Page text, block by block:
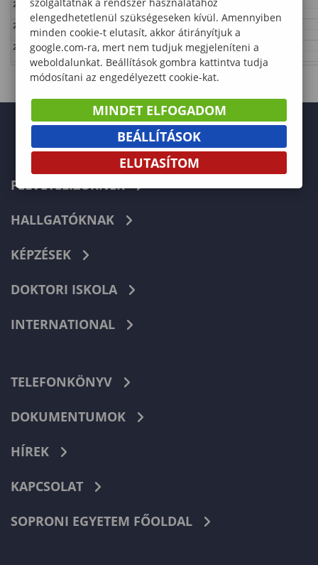
21:00
22:00
23:00
FELVÉTELIZŐKNEK
HALLGATÓKNAK
KÉPZÉSEK
DOKTORI ISKOLA
INTERNATIONAL
TELEFONKÖNYV
DOKUMENTUMOK
HÍREK
KAPCSOLAT
SOPRONI EGYETEM FŐOLDAL
elengedhetetlenül szükségeseken kívül. Amennyiben
minden cookie-t elutasít, akkor átirányítjuk a
google.com-ra, mert nem tudjuk megjeleníteni a
weboldalunkat. Beállítások gombra kattintva tudja
módosítani az engedélyezett cookie-kat.
MINDET ELFOGADOM
BEÁLLÍTÁSOK
ELUTASÍTOM